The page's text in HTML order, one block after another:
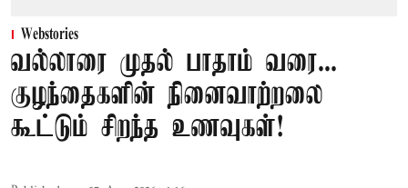
Webstories
வல்லாரை முதல் பாதாம் வரை...
குழந்தைகளின் நினைவாற்றலை
கூட்டும் சிறந்த உணவுகள்!